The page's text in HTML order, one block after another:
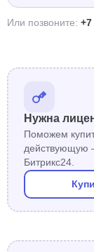
Или позвоните: +7
Нужна
Поможем
действующую
Битрикс24.